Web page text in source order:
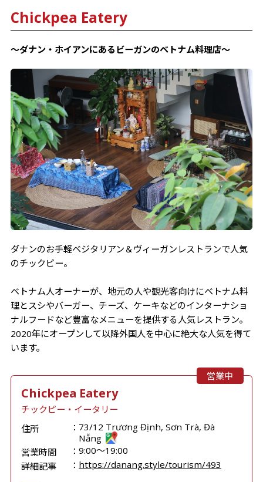
Chickpea Eatery
～ダナン・ホイアンにあるビーガンのベトナム料理店～
ダナンのお手軽ベジタリアン＆ヴィーガンレストランで人気
のチックピー。
ベトナム人オーナーが、地元の人や観光客向けにベトナム料
理とスシやバーガー、チーズ、ケーキなどのインターナショ
ナルフードなど豊富なメニューを提供する人気レストラン。
2020年にオープンして以降外国人を中心に絶大な人気を得て
います。
営業中
Chickpea Eatery
チックピー・イータリー
住所
73/12 Trương Định, Sơn Trà, Đà
Nẵng
営業時間
9:00〜19:00
詳細記事
https://danang.style/tourism/493